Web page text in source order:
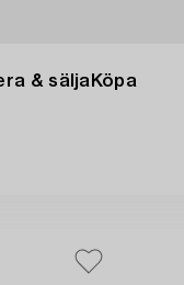
& sälja Köpa